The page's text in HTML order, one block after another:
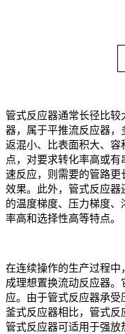
管式反应器通常长径比
器，属于平推流反应器
返混小、比表面积大、
点，对要求转化率高或
速反应，则需要的管路
效果。此外，管式反应
的温度梯度、压力梯度
率高和选择性高等特点。
在连续操作的生产过程
成理想置换流动反应器
应。由于管式反应器承
釜式反应器相比，管式
管式反应器可适用于强放